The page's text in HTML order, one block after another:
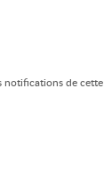
notifications de cette